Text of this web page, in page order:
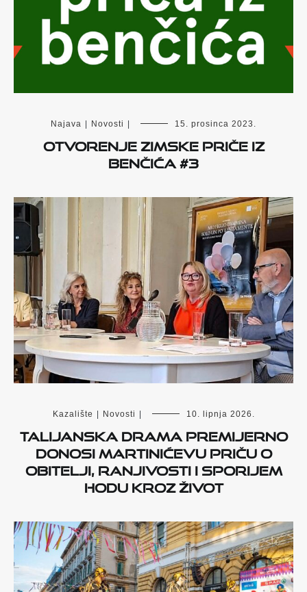
Najava | Novosti | 15. prosinca 2023.
Otvorenje Zimske priče iz
Benčića #3
Kazalište | Novosti | 10. lipnja 2026.
Talijanska drama premijerno
donosi Martinićevu priču o
obitelji, ranjivosti i sporijem
hodu kroz život